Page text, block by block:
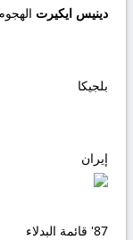
دينيس ايكيرت
بلجيكا
إيران
87' قائمة البدلاء